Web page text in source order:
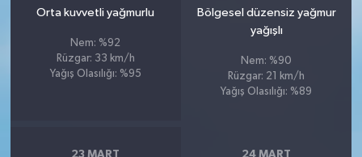
Orta kuvvetli yağmurlu
Nem: %92
Rüzgar: 33 km/h
Yağış Olasılığı: %95
Bölgesel düzensiz yağmur
yağışlı
Nem: %90
Rüzgar: 21 km/h
Yağış Olasılığı: %89
23 MART 24 MART